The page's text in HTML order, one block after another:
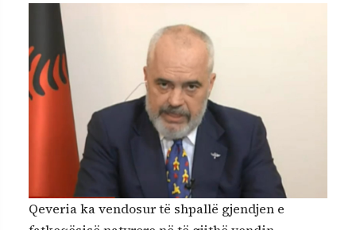
Qeveria ka vendosur të shpallë gjendjen e